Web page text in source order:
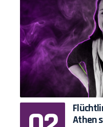
Athen